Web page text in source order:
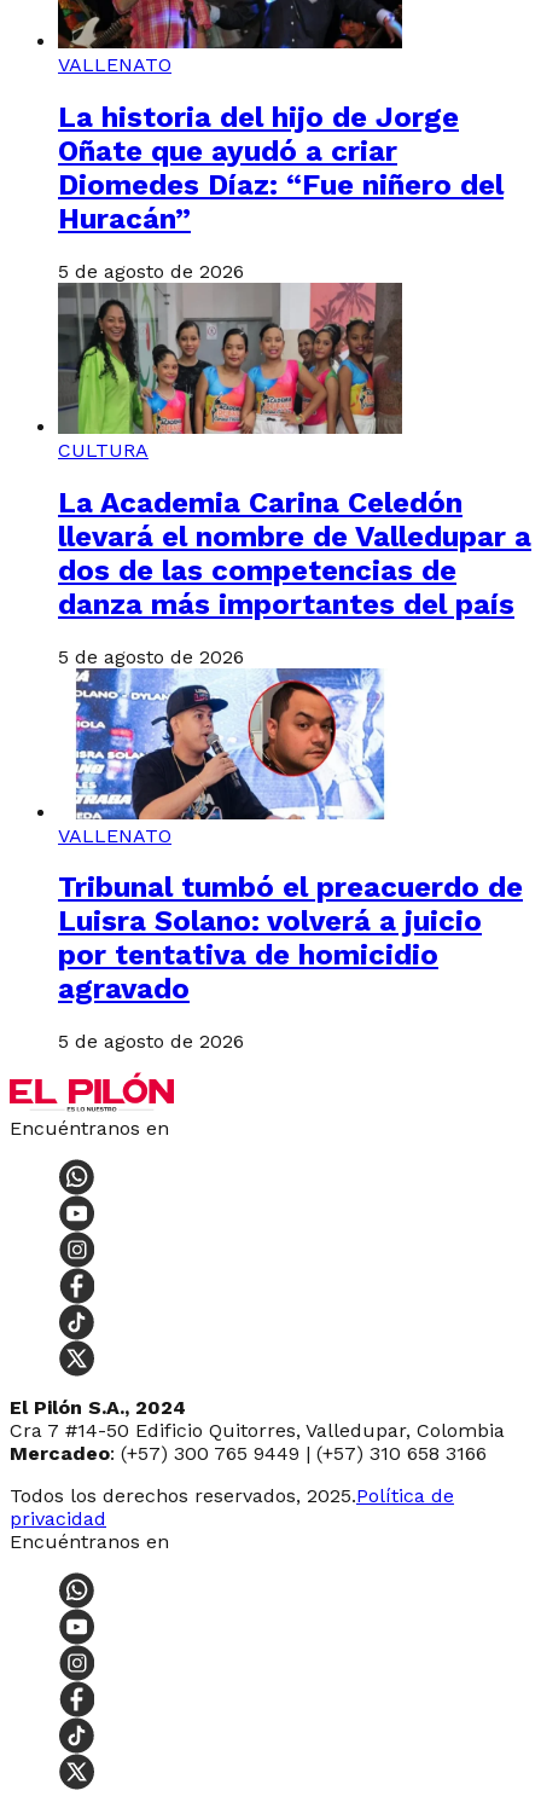
VALLENATO
La historia del hijo de Jorge
Oñate que ayudó a criar
Diomedes Díaz: “Fue niñero del
Huracán”
5 de agosto de 2026
CULTURA
La Academia Carina Celedón
llevará el nombre de Valledupar a
dos de las competencias de
danza más importantes del país
5 de agosto de 2026
VALLENATO
Tribunal tumbó el preacuerdo de
Luisra Solano: volverá a juicio
por tentativa de homicidio
agravado
5 de agosto de 2026
Encuéntranos en
El Pilón S.A., 2024
Cra 7 #14-50 Edificio Quitorres, Valledupar, Colombia
Mercadeo: (+57) 300 765 9449 | (+57) 310 658 3166
Todos los derechos reservados, 2025.Política de
privacidad
Encuéntranos en